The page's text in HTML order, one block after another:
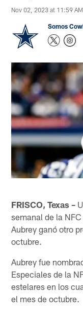
Nov 02, 2023 at 11:59 AM
Somos
FRISCO, Texas –
semanal de la
Aubrey ganó otro
octubre.
Aubrey fue
Especiales de la
estelares en los
el mes de octubre.